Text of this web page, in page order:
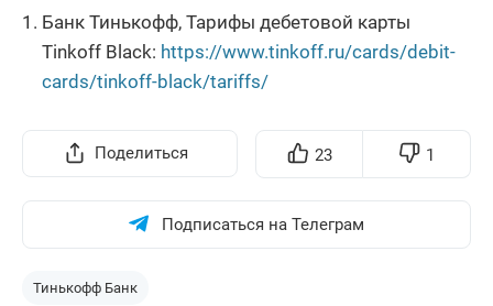
Банк Тинькофф, Тарифы дебетовой карты
Tinkoff Black: https://www.tinkoff.ru/cards/debit-
cards/tinkoff-black/tariffs/
Поделиться 23 1
Подписаться на Телеграм
Тинькофф Банк